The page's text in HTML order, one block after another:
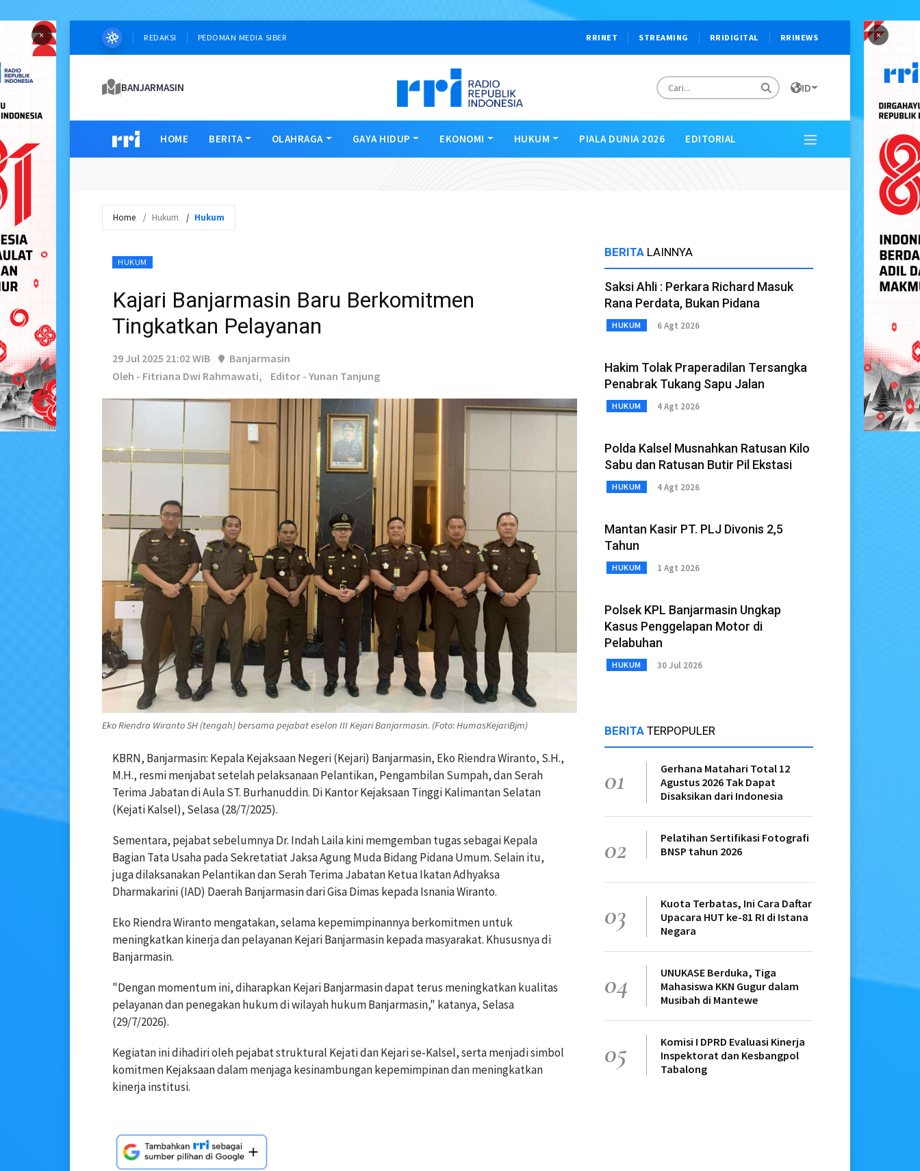
× ×
REDAKSI PEDOMAN MEDIA SIBER RRINET STREAMING RRIDIGITAL RRINEWS
BANJARMASIN ID
HOME BERITA OLAHRAGA GAYA HIDUP EKONOMI HUKUM PIALA DUNIA 2026 EDITORIAL
Home Hukum Hukum
HUKUM
Kajari Banjarmasin Baru Berkomitmen
Tingkatkan Pelayanan
29 Jul 2025 21:02 WIB
Banjarmasin
Oleh - Fitriana Dwi Rahmawati,
Editor - Yunan Tanjung
Eko Riendra Wiranto SH (tengah) bersama pejabat eselon III Kejari Banjarmasin. (Foto: HumasKejariBjm)
KBRN, Banjarmasin: Kepala Kejaksaan Negeri (Kejari) Banjarmasin, Eko Riendra Wiranto, S.H.,
M.H., resmi menjabat setelah pelaksanaan Pelantikan, Pengambilan Sumpah, dan Serah
Terima Jabatan di Aula ST. Burhanuddin. Di Kantor Kejaksaan Tinggi Kalimantan Selatan
(Kejati Kalsel), Selasa (28/7/2025).
Sementara, pejabat sebelumnya Dr. Indah Laila kini memgemban tugas sebagai Kepala
Bagian Tata Usaha pada Sekretatiat Jaksa Agung Muda Bidang Pidana Umum. Selain itu,
juga dilaksanakan Pelantikan dan Serah Terima Jabatan Ketua Ikatan Adhyaksa
Dharmakarini (IAD) Daerah Banjarmasin dari Gisa Dimas kepada Isnania Wiranto.
Eko Riendra Wiranto mengatakan, selama kepemimpinannya berkomitmen untuk
meningkatkan kinerja dan pelayanan Kejari Banjarmasin kepada masyarakat. Khususnya di
Banjarmasin.
"Dengan momentum ini, diharapkan Kejari Banjarmasin dapat terus meningkatkan kualitas
pelayanan dan penegakan hukum di wilayah hukum Banjarmasin," katanya, Selasa
(29/7/2026).
Kegiatan ini dihadiri oleh pejabat struktural Kejati dan Kejari se-Kalsel, serta menjadi simbol
komitmen Kejaksaan dalam menjaga kesinambungan kepemimpinan dan meningkatkan
kinerja institusi.
BERITA LAINNYA
Saksi Ahli : Perkara Richard Masuk
Rana Perdata, Bukan Pidana
HUKUM 6 Agt 2026
Hakim Tolak Praperadilan Tersangka
Penabrak Tukang Sapu Jalan
HUKUM 4 Agt 2026
Polda Kalsel Musnahkan Ratusan Kilo
Sabu dan Ratusan Butir Pil Ekstasi
HUKUM 4 Agt 2026
Mantan Kasir PT. PLJ Divonis 2,5
Tahun
HUKUM 1 Agt 2026
Polsek KPL Banjarmasin Ungkap
Kasus Penggelapan Motor di
Pelabuhan
HUKUM 30 Jul 2026
BERITA TERPOPULER
01
Gerhana Matahari Total 12
Agustus 2026 Tak Dapat
Disaksikan dari Indonesia
02
Pelatihan Sertifikasi Fotografi
BNSP tahun 2026
03
Kuota Terbatas, Ini Cara Daftar
Upacara HUT ke-81 RI di Istana
Negara
04
UNUKASE Berduka, Tiga
Mahasiswa KKN Gugur dalam
Musibah di Mantewe
05
Komisi I DPRD Evaluasi Kinerja
Inspektorat dan Kesbangpol
Tabalong